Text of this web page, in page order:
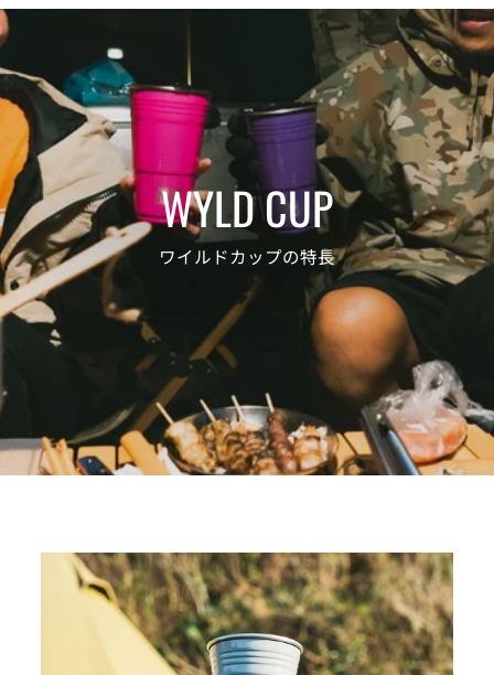
WYLD CUP
ワイルドカップの特長